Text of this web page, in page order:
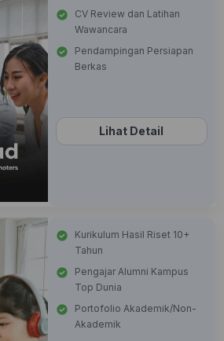
CV Review dan Latihan
Wawancara
Pendampingan Persiapan
Berkas
Lihat Detail
Kurikulum Hasil Riset 10+
Tahun
Pengajar Alumni Kampus
Top Dunia
Portofolio Akademik/Non-
Akademik